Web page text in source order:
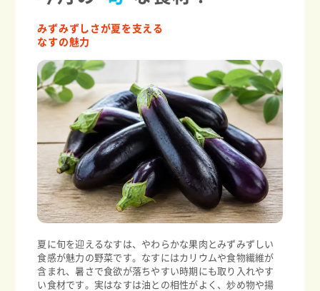
みずみずしさが夏を支える
なすの魅力
夏に旬を迎えるなすは、やわらかな果肉とみずみずしい
食感が魅力の野菜です。なすにはカリウムや食物繊維が
含まれ、暑さで食欲が落ちやすい時期にも取り入れやす
い食材です。実はなすは油との相性がよく、炒め物や揚